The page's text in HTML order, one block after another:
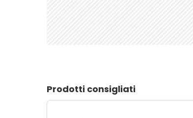
Prodotti consigliati